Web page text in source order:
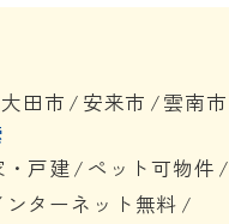
大田市 / 安来市 /雲南市
・戸建/ ペット可物件 /
ンターネット無料 /